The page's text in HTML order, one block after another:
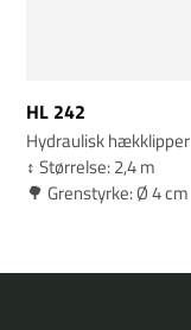
HL 242
Hydraulisk hækklipper
↕️ Størrelse: 2,4 m
🌳 Grenstyrke: Ø 4 cm